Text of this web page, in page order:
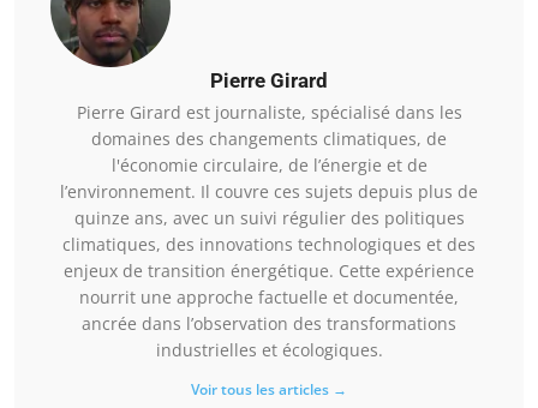
Pierre Girard
Pierre Girard est journaliste, spécialisé dans les
domaines des changements climatiques, de
l'économie circulaire, de l’énergie et de
l’environnement. Il couvre ces sujets depuis plus de
quinze ans, avec un suivi régulier des politiques
climatiques, des innovations technologiques et des
enjeux de transition énergétique. Cette expérience
nourrit une approche factuelle et documentée,
ancrée dans l’observation des transformations
industrielles et écologiques.
Voir tous les articles →